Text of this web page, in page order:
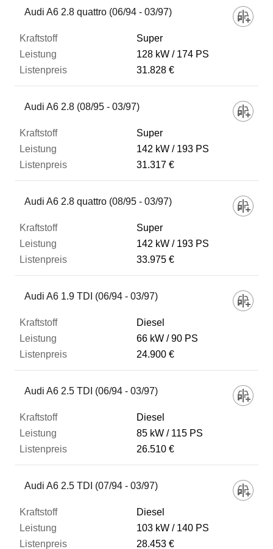
Audi A6 2.8 quattro (06/94 - 03/97)
Super
128 kW
174 PS
31.828 €
Audi A6 2.8 (08/95 - 03/97)
Super
142 kW
193 PS
31.317 €
Audi A6 2.8 quattro (08/95 - 03/97)
Super
142 kW
193 PS
33.975 €
Audi A6 1.9 TDI (06/94 - 03/97)
Diesel
66 kW
90 PS
24.900 €
Audi A6 2.5 TDI (06/94 - 03/97)
Diesel
85 kW
115 PS
26.510 €
Audi A6 2.5 TDI (07/94 - 03/97)
Diesel
103 kW
140 PS
28.453 €